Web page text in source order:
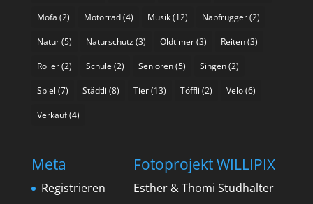
Mofa (2) Motorrad(4) Musik(12) Napfrugger(2)
Natur(5) Naturschutz(3) Oldtimer(3) Reiten(3)
Roller(2) Schule (2) Senioren(5) Singen(2)
Spiel (7) Städtli (8) Tier(13) Töffli (2) Velo(6)
Verkauf(4)
Meta
Registrieren
Fotoprojekt WILLIPIX
Esther & Thomi Studhalter